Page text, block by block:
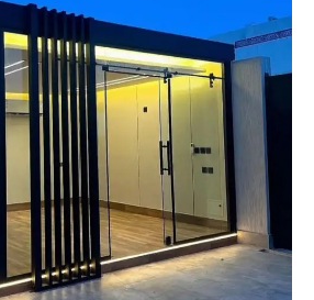
بأقل
تكلفة
|
تنسيق
السعودية